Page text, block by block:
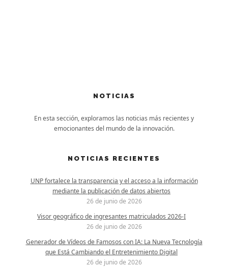
NOTICIAS
En esta sección, exploramos las noticias más recientes y
emocionantes del mundo de la innovación.
NOTICIAS RECIENTES
UNP fortalece la transparencia y el acceso a la información
mediante la publicación de datos abiertos
26 de junio de 2026
Visor geográfico de ingresantes matriculados 2026-I
26 de junio de 2026
Generador de Vídeos de Famosos con IA: La Nueva Tecnología
que Está Cambiando el Entretenimiento Digital
26 de junio de 2026